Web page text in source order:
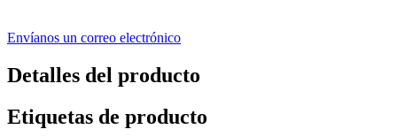
Envíanos un correo electrónico
Detalles del producto
Etiquetas de producto